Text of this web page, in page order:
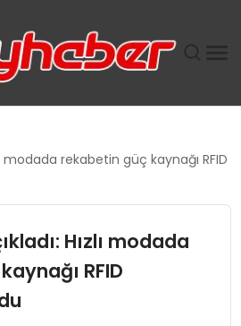
EKONOMIDE KADIN
HEDEF
GERGİNLİĞİ!
modada rekabetin güç kaynağı RFID
Hızlı modada
RFID